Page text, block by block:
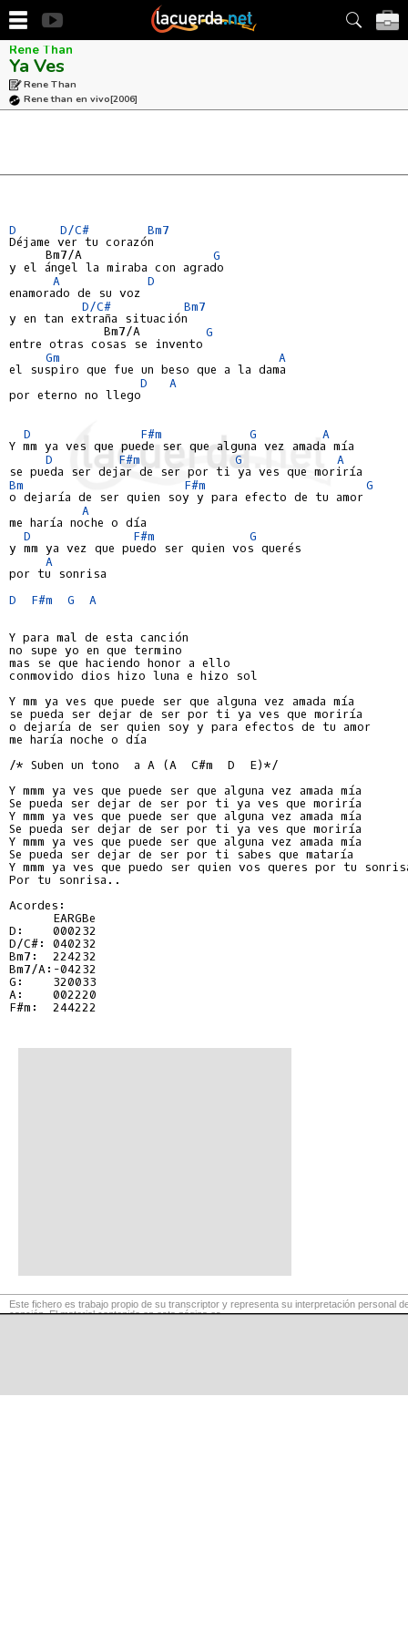
Rene Than
Ya Ves
Rene Than
Rene than en vivo[2006]
D D/C#
Bm7
Déjame ver tu corazón
     Bm7/A
G
y el ángel la miraba con agrado
A
D
enamorado de su voz
D/C#
Bm7
y en tan extraña situación
             Bm7/A
G
entre otras cosas se invento
Gm
A
el suspiro que fue un beso que a la dama
D
A
por eterno no llego
D F#m G
A
Y mm ya ves que puede ser que alguna vez amada mía
D
F#m G
A
Bm
F#m
G
o dejaría de ser quien soy y para efecto de tu amor
A
me haría noche o día
D
F#m
G
y mm ya vez que puedo ser quien vos querés
A
por tu sonrisa
D
F#m G A
Y para mal de esta canción
no supe yo en que termino
mas se que haciendo honor a ello
conmovido dios hizo luna e hizo sol
Y mm ya ves que puede ser que alguna vez amada mía
se pueda ser dejar de ser por ti ya ves que moriría
o dejaría de ser quien soy y para efectos de tu amor
me haría noche o día
/* Suben un tono  a A (A  C#m  D  E)*/
Y mmm ya ves que puede ser que alguna vez amada mía
Se pueda ser dejar de ser por ti ya ves que moriría
Y mmm ya ves que puede ser que alguna vez amada mía
Se pueda ser dejar de ser por ti ya ves que moriría
Y mmm ya ves que puede ser que alguna vez amada mía
Se pueda ser dejar de ser por ti sabes que mataría
Y mmm ya ves que puedo ser quien vos queres por tu
Por tu sonrisa..
Acordes:
D:    000232
D/C#: 040232
Bm7:  224232
G:    320033
A:    002220
F#m:  244222
Este fichero es trabajo propio de su transcriptor y representa su interpretación personal
canción. El material contenido en esta página es